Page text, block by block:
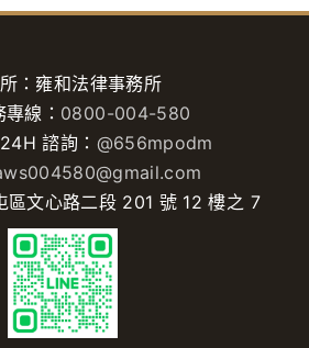
：雍和法律事務所
線： 0800-004-580
諮詢： @656mpodm
區文心路二段 201 號 12 樓之 7